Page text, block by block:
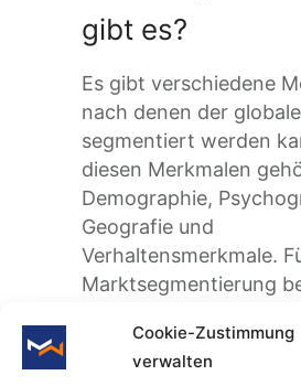
Cookie-Zustimmung
verwalten
gibt es?
Es gibt verschiedene
nach denen der
segmentiert werden
diesen Merkmalen
Demographie,
Geografie und
Verhaltensmerkmale.
Marktsegmentierung
zunächst die
befasst sich mit dem